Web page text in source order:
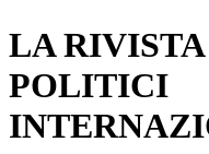
LA
POLITICI